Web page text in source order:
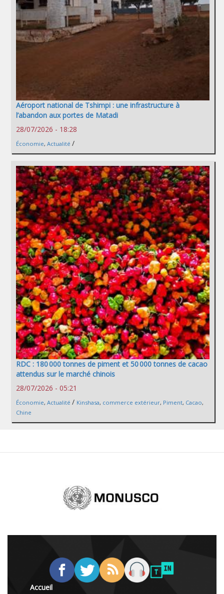
Aéroport national de Tshimpi : une infrastructure à
l’abandon aux portes de Matadi
28/07/2026 - 18:28
Économie, Actualité /
RDC : 180 000 tonnes de piment et 50 000 tonnes de cacao
attendus sur le marché chinois
28/07/2026 - 05:21
Économie, Actualité / Kinshasa, commerce extérieur, Piment, Cacao,
Chine
Accueil